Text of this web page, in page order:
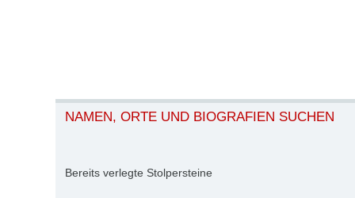
NAMEN, ORTE UND BIOGRAFIEN SUCHEN
Bereits verlegte Stolpersteine